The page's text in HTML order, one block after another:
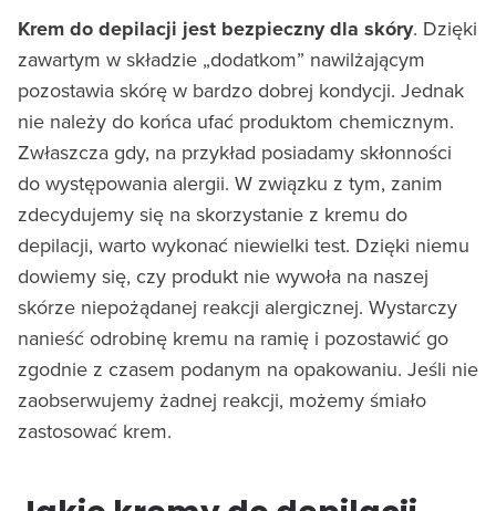
Krem do depilacji jest bezpieczny dla skóry. Dzięki
zawartym w składzie „dodatkom” nawilżającym
pozostawia skórę w bardzo dobrej kondycji. Jednak
nie należy do końca ufać produktom chemicznym.
Zwłaszcza gdy, na przykład posiadamy skłonności
do występowania alergii. W związku z tym, zanim
zdecydujemy się na skorzystanie z kremu do
depilacji, warto wykonać niewielki test. Dzięki niemu
dowiemy się, czy produkt nie wywoła na naszej
skórze niepożądanej reakcji alergicznej. Wystarczy
nanieść odrobinę kremu na ramię i pozostawić go
zgodnie z czasem podanym na opakowaniu. Jeśli nie
zaobserwujemy żadnej reakcji, możemy śmiało
zastosować krem.